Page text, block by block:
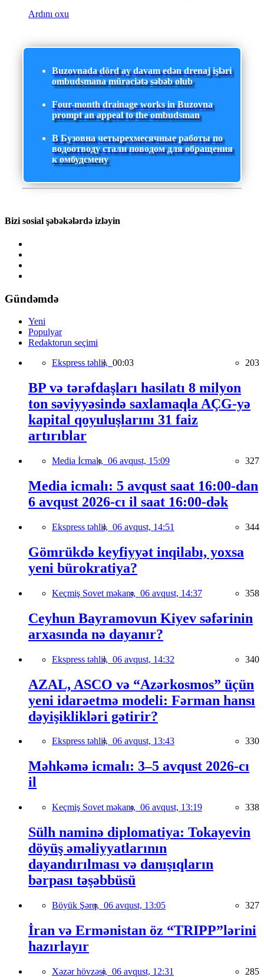
Ardını oxu
Buzovnada dörd ay davam edən drenaj işləri
ombudsmana müraciətə səbəb olub
Four-month drainage works in Buzovna
prompt an appeal to the ombudsman
В Бузовна четырехмесячные работы по
водоотводу стали поводом для обращения
к омбудсмену
Bizi sosial şəbəkələrdə izləyin
Gündəmdə
Yeni
Populyar
Redaktorun seçimi
Ekspress təhlil, 00:03 203
BP və tərəfdaşları hasilatı 8 milyon
ton səviyyəsində saxlamaqla AÇG-yə
kapital qoyuluşlarını 31 faiz
artırıblar
Media İcmalı, 06 avqust, 15:09 327
Media icmalı: 5 avqust saat 16:00-dan
6 avqust 2026-cı il saat 16:00-dək
Ekspress təhlil, 06 avqust, 14:51 344
Gömrükdə keyfiyyət inqilabı, yoxsa
yeni bürokratiya?
Keçmiş Sovet məkanı, 06 avqust, 14:37 358
Ceyhun Bayramovun Kiyev səfərinin
arxasında nə dayanır?
Ekspress təhlil, 06 avqust, 14:32 340
AZAL, ASCO və “Azərkosmos” üçün
yeni idarəetmə modeli: Fərman hansı
dəyişiklikləri gətirir?
Ekspress təhlil, 06 avqust, 13:43 330
Məhkəmə icmalı: 3–5 avqust 2026-cı
il
Keçmiş Sovet məkanı, 06 avqust, 13:19 338
Sülh naminə diplomatiya: Tokayevin
döyüş əməliyyatlarının
dayandırılması və danışıqların
bərpası təşəbbüsü
Böyük Şərq, 06 avqust, 13:05 327
İran və Ermənistan öz “TRIPP”lərini
hazırlayır
Xəzər hövzəsi, 06 avqust, 12:31 285